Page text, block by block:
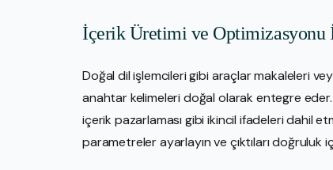
İçerik Üretimi ve Optimizasyonu
Doğal dil işlemcileri gibi araçlar makaleleri
anahtar kelimeleri doğal olarak entegre eder.
içerik pazarlaması gibi ikincil ifadeleri dahil
parametreler ayarlayın ve çıktıları doğruluk